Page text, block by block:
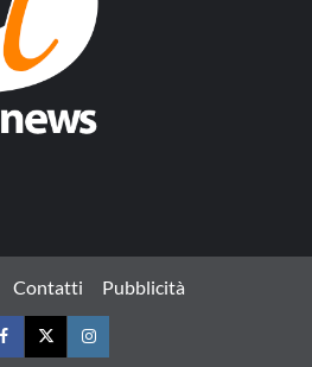
Contatti Pubblicità
FacebookTwitterInstagram